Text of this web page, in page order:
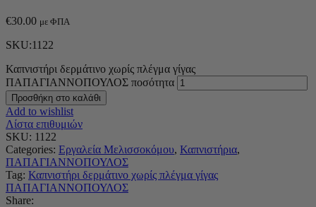
€30.00 με ΦΠΑ
SKU:1122
Καπνιστήρι δερμάτινο χωρίς πλέγμα γίγας
ΠΑΠΑΓΙΑΝΝΟΠΟΥΛΟΣ ποσότητα
Προσθήκη στο καλάθι
Add to wishlist
Λίστα επιθυμιών
SKU: 1122
Categories: Εργαλεία Μελισσοκόμου, Καπνιστήρια,
ΠΑΠΑΓΙΑΝΝΟΠΟΥΛΟΣ
Tag: Καπνιστήρι δερμάτινο χωρίς πλέγμα γίγας
ΠΑΠΑΓΙΑΝΝΟΠΟΥΛΟΣ
Share: